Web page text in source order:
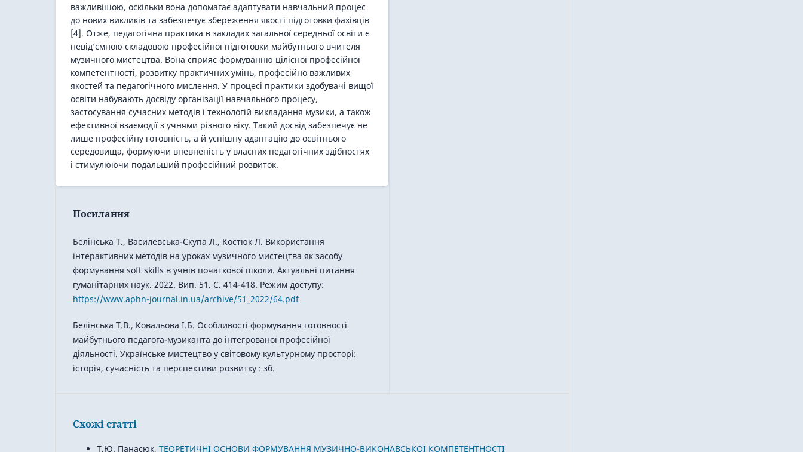
важливішою, оскільки вона допомагає адаптувати навчальний процес
до нових викликів та забезпечує збереження якості підготовки фахівців
[4]. Отже, педагогічна практика в закладах загальної середньої освіти є
невід’ємною складовою професійної підготовки майбутнього вчителя
музичного мистецтва. Вона сприяє формуванню цілісної професійної
компетентності, розвитку практичних умінь, професійно важливих
якостей та педагогічного мислення. У процесі практики здобувачі вищої
освіти набувають досвіду організації навчального процесу,
застосування сучасних методів і технологій викладання музики, а також
ефективної взаємодії з учнями різного віку. Такий досвід забезпечує не
лише професійну готовність, а й успішну адаптацію до освітнього
середовища, формуючи впевненість у власних педагогічних здібностях
і стимулюючи подальший професійний розвиток.
Посилання
Белінська Т., Василевська-Скупа Л., Костюк Л. Використання
інтерактивних методів на уроках музичного мистецтва як засобу
формування soft skills в учнів початкової школи. Актуальні питання
гуманітарних наук. 2022. Вип. 51. С. 414-418. Режим доступу:
https://www.aphn-journal.in.ua/archive/51_2022/64.pdf
Белінська Т.В., Ковальова І.Б. Особливості формування готовності
майбутнього педагога-музиканта до інтегрованої професійної
діяльності. Українське мистецтво у світовому культурному просторі:
історія, сучасність та перспективи розвитку : зб.
Схожі статті
Т.Ю. Панасюк, ТЕОРЕТИЧНІ ОСНОВИ ФОРМУВАННЯ МУЗИЧНО-ВИКОНАВСЬКОЇ КОМПЕТЕНТНОСТІ